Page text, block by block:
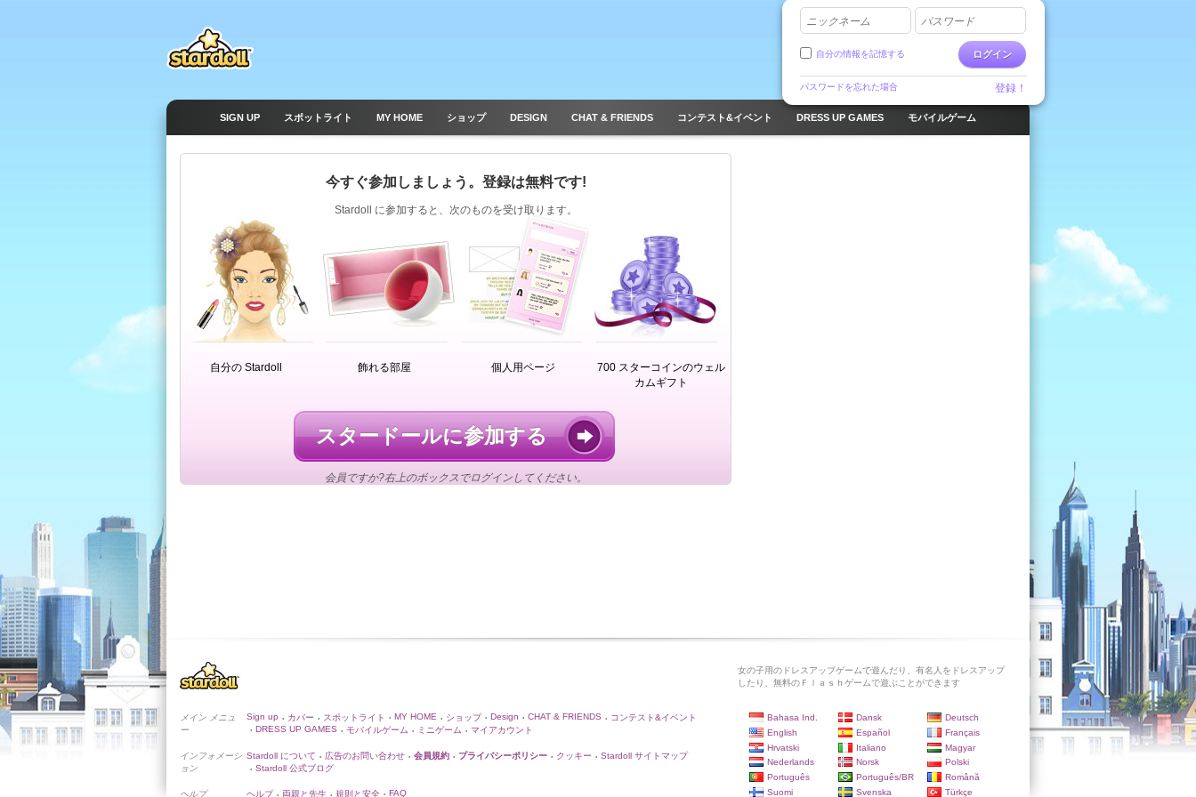
ニックネーム パスワード
ログイン
自分の情報を記憶する
パスワードを忘れた場合 登録！
SIGN UP スポットライト MY HOME ショップ DESIGN CHAT & FRIENDS コンテスト&イベント DRESS UP GAMES モバイルゲーム
今すぐ参加しましょう。登録は無料です!
Stardoll に参加すると、次のものを受け取ります。
自分の Stardoll 飾れる部屋 個人用ページ
700 スターコインのウェル
カムギフト
スタードールに参加する
会員ですか?右上のボックスでログインしてください。
女の子用のドレスアップゲームで遊んだり、有名人をドレスアップ
したり、無料のＦｌａｓｈゲームで遊ぶことができます
メイン メニュ
ー
Sign up • カバー • スポットライト • MY HOME • ショップ • Design • CHAT & FRIENDS • コンテスト&イベント
• DRESS UP GAMES • モバイルゲーム • ミニゲーム • マイアカウント
インフォメーシ
ョン
Stardoll について • 広告のお問い合わせ • 会員規約 • プライバシーポリシー • クッキー • Stardoll サイトマップ
• Stardoll 公式ブログ
ヘルプ ヘルプ • 両親と先生 • 規則と安全 • FAQ
Bahasa Ind. Dansk
Deutsch
English
Español
Français
Hrvatski
Italiano
Magyar
Nederlands
Norsk
Polski
Português
Português/BR
Română
Suomi
Svenska Türkçe